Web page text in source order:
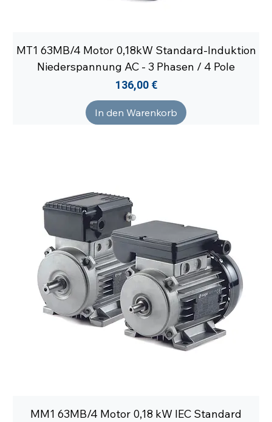
MT1 63MB/4 Motor 0,18kW Standard-Induktion
Niederspannung AC - 3 Phasen / 4 Pole
Preis
136,00 €
In den Warenkorb
MM1 63MB/4 Motor 0,18 kW IEC Standard